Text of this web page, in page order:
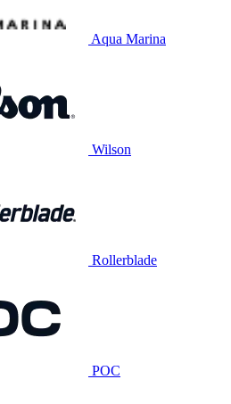
Aqua Marina
Wilson
Rollerblade
POC